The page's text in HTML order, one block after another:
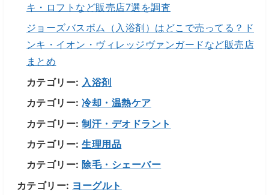
キ・ロフトなど販売店7選を調査
ジョーズバスボム（入浴剤）はどこで売ってる？ド
ンキ・イオン・ヴィレッジヴァンガードなど販売店
まとめ
カテゴリー: 入浴剤
カテゴリー:冷却・温熱ケア
カテゴリー:制汗・デオドラント
カテゴリー:生理用品
カテゴリー: 除毛・シェーバー
カテゴリー: ヨーグルト